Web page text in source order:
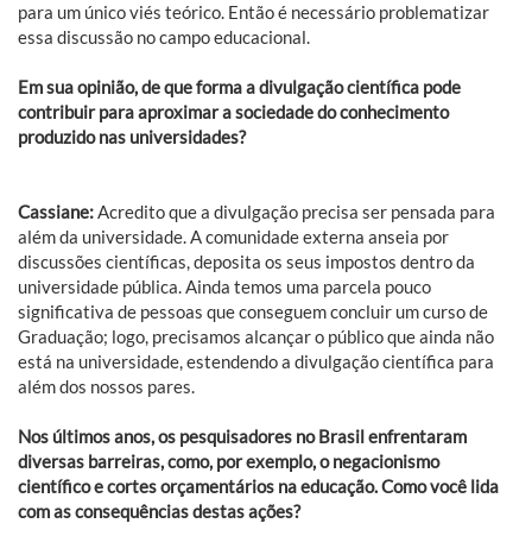
para um único viés teórico. Então é necessário problematizar
essa discussão no campo educacional.
Em sua opinião, de que forma a divulgação científica pode
contribuir para aproximar a sociedade do conhecimento
produzido nas universidades?
Cassiane:Acredito que a divulgação precisa ser pensada para
além da universidade. A comunidade externa anseia por
discussões científicas, deposita os seus impostos dentro da
universidade pública. Ainda temos uma parcela pouco
significativa de pessoas que conseguem concluir um curso de
Graduação; logo, precisamos alcançar o público que ainda não
está na universidade, estendendo a divulgação científica para
além dos nossos pares.
Nos últimos anos, os pesquisadores no Brasil enfrentaram
diversas barreiras, como, por exemplo, o negacionismo
científico e cortes orçamentários na educação. Como você lida
com as consequências destas ações?